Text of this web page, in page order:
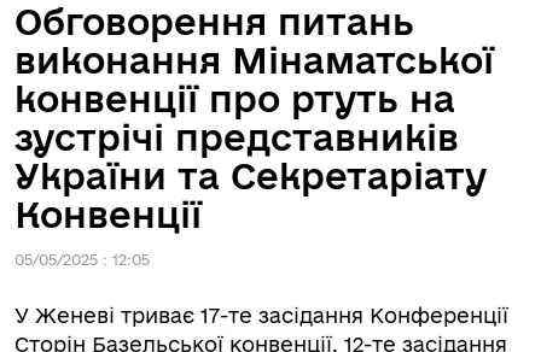
Обговорення питань
виконання Мінаматської
конвенції про ртуть на
зустрічі представників
України та Секретаріату
Конвенції
05/05/2025 : 12:05
У Женеві триває 17-те засідання Конференції
Сторін Базельської конвенції, 12-те засідання